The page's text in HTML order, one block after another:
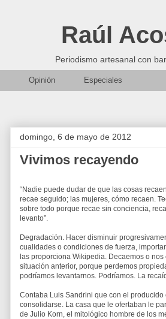
Raúl
Periodismo artesanal con
Opinión Especiales
domingo, 6 de mayo de 2012
Vivimos recayendo
“Nadie puede dudar de que las cosas
recae seguido; las mujeres, cómo recaen.
sobre todo porque recae sin conciencia,
levanto”.
Degradación. Hacer disminuir
cualidades o condiciones de fuerza,
las proporciona Wikipedia. Decaemos o
situación anterior, porque perdemos
podríamos levantarnos. Podríamos. La
Contaba Luis Sandrini que con el
consolidarse. La casa que le ofertaban le
de Julio Korn, el mitológico hombre de los